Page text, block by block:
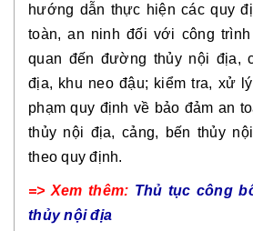
hướng dẫn thực hiện các quy
toàn, an ninh đối với công
quan đến đường thủy nội địa,
địa, khu neo đậu; kiểm tra, xử
phạm quy định về bảo đảm an
thủy nội địa, cảng, bến thủy
theo quy định.
=> Xem thêm: Thủ tục công
thủy nội địa